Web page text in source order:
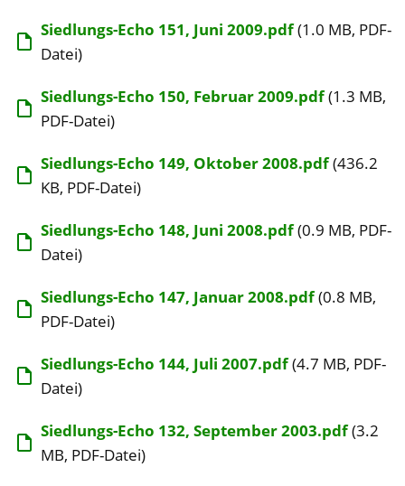
Siedlungs-Echo 151, Juni 2009.pdf(1.0 MB, PDF-
Datei)
Siedlungs-Echo 150, Februar 2009.pdf(1.3 MB,
PDF-Datei)
Siedlungs-Echo 149, Oktober 2008.pdf(436.2
KB, PDF-Datei)
Siedlungs-Echo 148, Juni 2008.pdf(0.9 MB, PDF-
Datei)
Siedlungs-Echo 147, Januar 2008.pdf(0.8 MB,
PDF-Datei)
Siedlungs-Echo 144, Juli 2007.pdf(4.7 MB, PDF-
Datei)
Siedlungs-Echo 132, September 2003.pdf(3.2
MB, PDF-Datei)